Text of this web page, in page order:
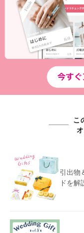
こ
引出物
ドを解